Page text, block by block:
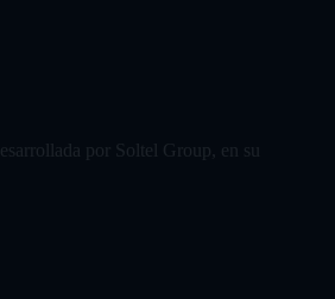
por Soltel Group, en su